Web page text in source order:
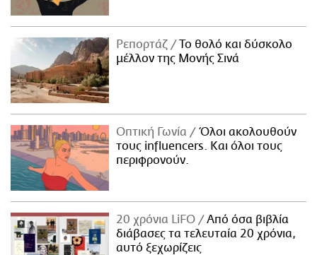
Ρεπορτάζ
Το θολό και δύσκολο
μέλλον της Μονής Σινά
Οπτική Γωνία
Όλοι ακολουθούν
τους influencers. Και όλοι τους
περιφρονούν.
20 χρόνια LiFO
Από όσα βιβλία
διάβασες τα τελευταία 20 χρόνια,
αυτό ξεχωρίζεις